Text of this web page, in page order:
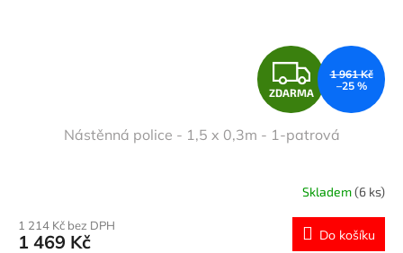
Z
D
A
R
M
ZDARMA
1 961 Kč
–25 %
Nástěnná police - 1,5 x 0,3m - 1-patrová
Skladem(6 ks)
1 214 Kč bez DPH
1 469 Kč Do košíku